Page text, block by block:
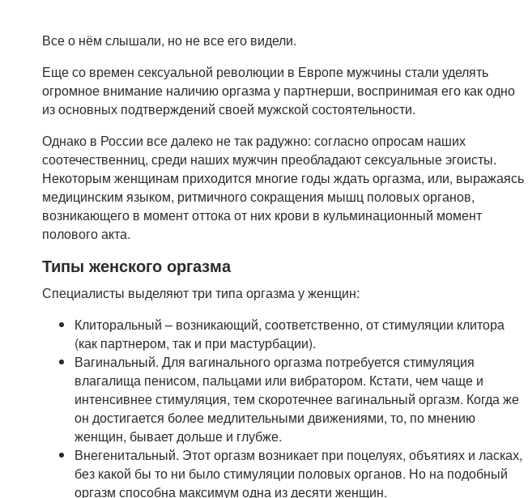
Все о нём слышали, но не все его видели.
Еще со времен сексуальной революции в Европе мужчины стали уделять
огромное внимание наличию оргазма у партнерши, воспринимая его как одно
из основных подтверждений своей мужской состоятельности.
Однако в России все далеко не так радужно: согласно опросам наших
соотечественниц, среди наших мужчин преобладают сексуальные эгоисты.
Некоторым женщинам приходится многие годы ждать оргазма, или, выражаясь
медицинским языком, ритмичного сокращения мышц половых органов,
возникающего в момент оттока от них крови в кульминационный момент
полового акта.
Типы женского оргазма
Специалисты выделяют три типа оргазма у женщин:
Клиторальный – возникающий, соответственно, от стимуляции клитора
(как партнером, так и при мастурбации).
Вагинальный. Для вагинального оргазма потребуется стимуляция
влагалища пенисом, пальцами или вибратором. Кстати, чем чаще и
интенсивнее стимуляция, тем скоротечнее вагинальный оргазм. Когда же
он достигается более медлительными движениями, то, по мнению
женщин, бывает дольше и глубже.
Внегенитальный. Этот оргазм возникает при поцелуях, объятиях и ласках,
без какой бы то ни было стимуляции половых органов. Но на подобный
оргазм способна максимум одна из десяти женщин.